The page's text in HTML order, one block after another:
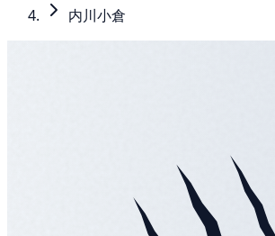
内川小倉